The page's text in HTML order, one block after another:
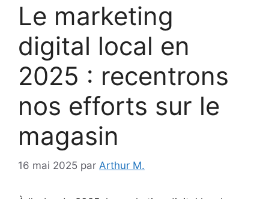
Le marketing
digital local en
2025 : recentrons
nos efforts sur le
magasin
16 mai 2025 par Arthur M.